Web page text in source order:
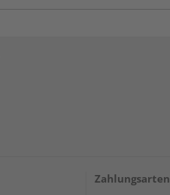
Zahlungsarten